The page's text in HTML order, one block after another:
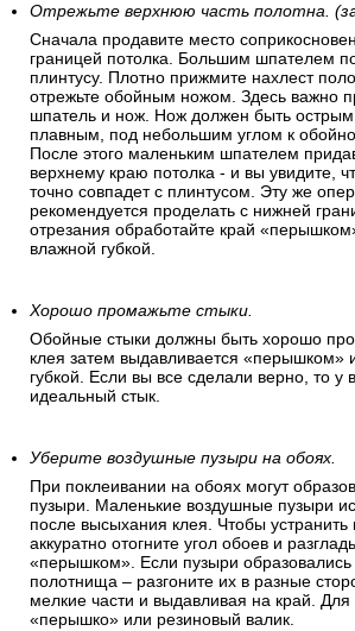
Отрежьте верхнюю часть полотна.
Сначала продавите место
границей потолка. Большим шпателем
плинтусу. Плотно прижмите нахлест
отрежьте обойным ножом. Здесь важно
шпатель и нож. Нож должен быть
плавным, под небольшим углом к
После этого маленьким шпателем
верхнему краю потолка - и вы увидите,
точно совпадет с плинтусом. Эту же
рекомендуется проделать с нижней
отрезания обработайте край
влажной губкой.
Хорошо промажьте стыки.
Обойные стыки должны быть хорошо
клея затем выдавливается «перышком»
губкой. Если вы все сделали верно, то у
идеальный стык.
Уберите воздушные пузыри на обоях.
При поклеивании на обоях могут
пузыри. Маленькие воздушные пузыри
после высыхания клея. Чтобы устранить
аккуратно отогните угол обоев и
«перышком». Если пузыри образовались
полотнища – разгоните их в разные
мелкие части и выдавливая на край. Для
«перышко» или резиновый валик.